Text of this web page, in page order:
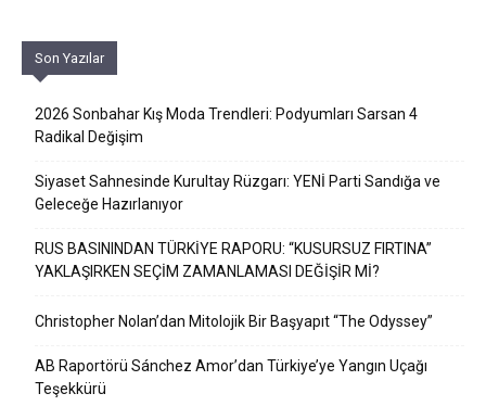
Son Yazılar
2026 Sonbahar Kış Moda Trendleri: Podyumları Sarsan 4
Radikal Değişim
Siyaset Sahnesinde Kurultay Rüzgarı: YENİ Parti Sandığa ve
Geleceğe Hazırlanıyor
RUS BASININDAN TÜRKİYE RAPORU: “KUSURSUZ FIRTINA”
YAKLAŞIRKEN SEÇİM ZAMANLAMASI DEĞİŞİR Mİ?
Christopher Nolan’dan Mitolojik Bir Başyapıt “The Odyssey”
AB Raportörü Sánchez Amor’dan Türkiye’ye Yangın Uçağı
Teşekkürü